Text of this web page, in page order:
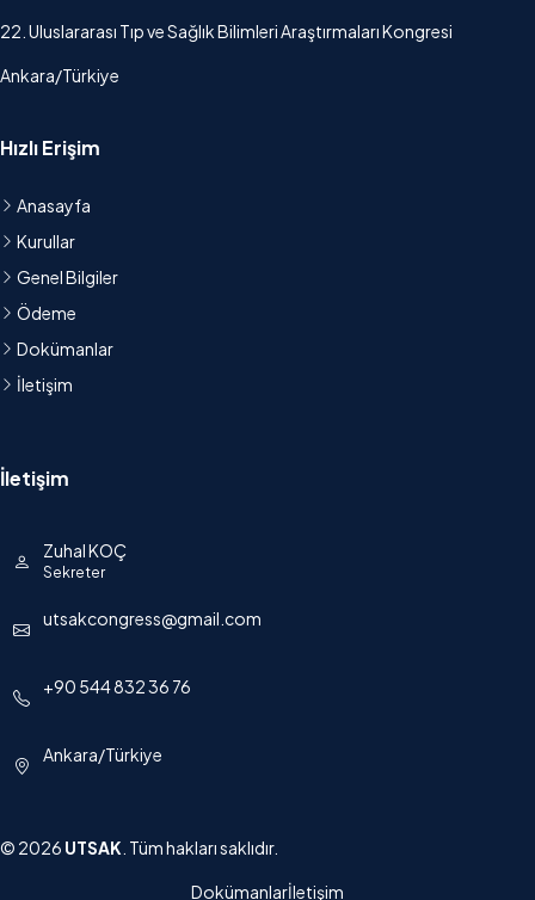
22. Uluslararası Tıp ve Sağlık Bilimleri Araştırmaları Kongresi
Ankara/Türkiye
Hızlı Erişim
Anasayfa
Kurullar
Genel Bilgiler
Ödeme
Dokümanlar
İletişim
İletişim
Zuhal KOÇ
Sekreter
utsakcongress@gmail.com
+90 544 832 36 76
Ankara/Türkiye
© 2026 UTSAK . Tüm hakları saklıdır.
Dokümanlarİletişim